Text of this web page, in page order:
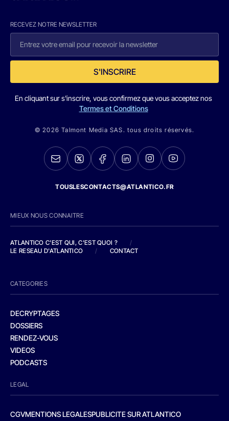
RECEVEZ NOTRE NEWSLETTER
S'INSCRIRE
En cliquant sur s'inscrire, vous confirmez que vous acceptez nos
Termes et Conditions
© 2026 Talmont Media SAS. tous droits réservés.
TOUSLESCONTACTS@ATLANTICO.FR
MIEUX NOUS CONNAITRE
ATLANTICO C'EST QUI, C'EST QUOI ?
/
LE RESEAU D'ATLANTICO
/ CONTACT
CATEGORIES
DECRYPTAGES
DOSSIERS
RENDEZ-VOUS
VIDEOS
PODCASTS
LEGAL
CGVMENTIONS LEGALESPUBLICITE SUR ATLANTICO